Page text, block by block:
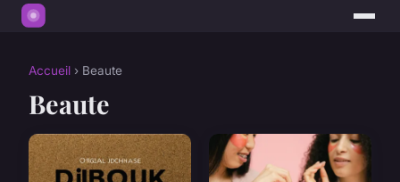
Accueil › Beaute
Beaute